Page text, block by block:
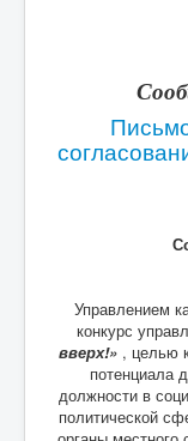
Управлением
конкурс
вверх!», целью
потенциала
должности в
политической